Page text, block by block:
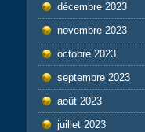
décembre 2023
novembre 2023
octobre 2023
septembre 2023
août 2023
juillet 2023